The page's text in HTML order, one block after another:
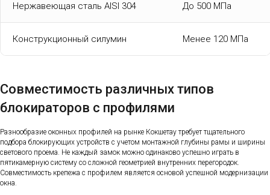
Нержавеющая сталь AISI 304 До 500 МПа
Конструкционный силумин Менее 120 МПа
Совместимость различных типов
блокираторов с профилями
Разнообразие оконных профилей на рынке Кокшетау требует тщательного
подбора блокирующих устройств с учетом монтажной глубины рамы и ширины
светового проема. Не каждый замок можно одинаково успешно играть в
пятикамерную систему со сложной геометрией внутренних перегородок.
Совместимость крепежа с профилем является основой успешной модернизации
окна.